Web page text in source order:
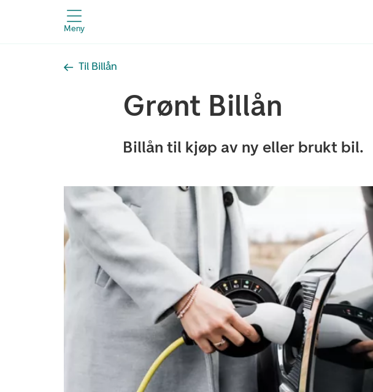
Meny
Til Billån
Grønt Billån
Billån til kjøp av ny eller brukt bil.